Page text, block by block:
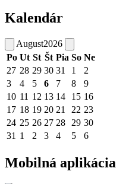
Kalendár
August2026
Po Ut St Št Pia So Ne
27 28 29 30 31 1
2
3
4 5 6 7 8
9
10 11 12 13 14 15 16
17 18 19 20 21 22 23
24 25 26 27 28 29 30
31 1 2 3 4 5 6
Mobilná aplikácia